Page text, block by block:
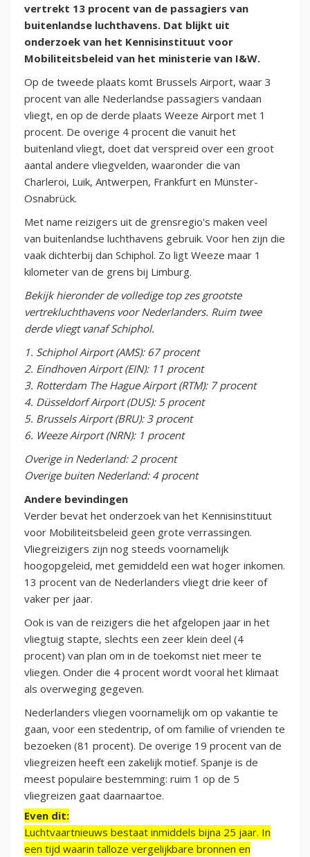
vertrekt 13 procent van de passagiers van
buitenlandse luchthavens. Dat blijkt uit
onderzoek van het Kennisinstituut voor
Mobiliteitsbeleid van het ministerie van I&W.
Op de tweede plaats komt Brussels Airport, waar 3
procent van alle Nederlandse passagiers vandaan
vliegt, en op de derde plaats Weeze Airport met 1
procent. De overige 4 procent die vanuit het
buitenland vliegt, doet dat verspreid over een groot
aantal andere vliegvelden, waaronder die van
Charleroi, Luik, Antwerpen, Frankfurt en Münster-
Osnabrück.
Met name reizigers uit de grensregio's maken veel
van buitenlandse luchthavens gebruik. Voor hen zijn die
vaak dichterbij dan Schiphol. Zo ligt Weeze maar 1
kilometer van de grens bij Limburg.
Bekijk hieronder de volledige top zes grootste
vertrekluchthavens voor Nederlanders. Ruim twee
derde vliegt vanaf Schiphol.
1. Schiphol Airport (AMS): 67 procent
2. Eindhoven Airport (EIN): 11 procent
3. Rotterdam The Hague Airport (RTM): 7 procent
4. Düsseldorf Airport (DUS): 5 procent
5. Brussels Airport (BRU): 3 procent
6. Weeze Airport (NRN): 1 procent
Overige in Nederland: 2 procent
Overige buiten Nederland: 4 procent
Andere bevindingen
Verder bevat het onderzoek van het Kennisinstituut
voor Mobiliteitsbeleid geen grote verrassingen.
Vliegreizigers zijn nog steeds voornamelijk
hoogopgeleid, met gemiddeld een wat hoger inkomen.
13 procent van de Nederlanders vliegt drie keer of
vaker per jaar.
Ook is van de reizigers die het afgelopen jaar in het
vliegtuig stapte, slechts een zeer klein deel (4
procent) van plan om in de toekomst niet meer te
vliegen. Onder die 4 procent wordt vooral het klimaat
als overweging gegeven.
Nederlanders vliegen voornamelijk om op vakantie te
gaan, voor een stedentrip, of om familie of vrienden te
bezoeken (81 procent). De overige 19 procent van de
vliegreizen heeft een zakelijk motief. Spanje is de
meest populaire bestemming: ruim 1 op de 5
vliegreizen gaat daarnaartoe.
Even dit:
Luchtvaartnieuws bestaat inmiddels bijna 25 jaar. In
een tijd waarin talloze vergelijkbare bronnen en